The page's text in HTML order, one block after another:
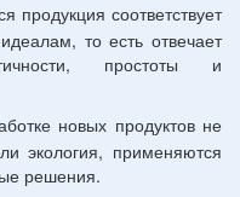
продукция соответствует
то есть отвечает
простоты и
новых продуктов не
экология, применяются
решения.